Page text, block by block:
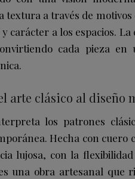
textura a través de
carácter a los espacios.
cada pieza
arte clásico al diseño
los patrones
Hecha con cuero
lujosa, con la
una obra artesanal que